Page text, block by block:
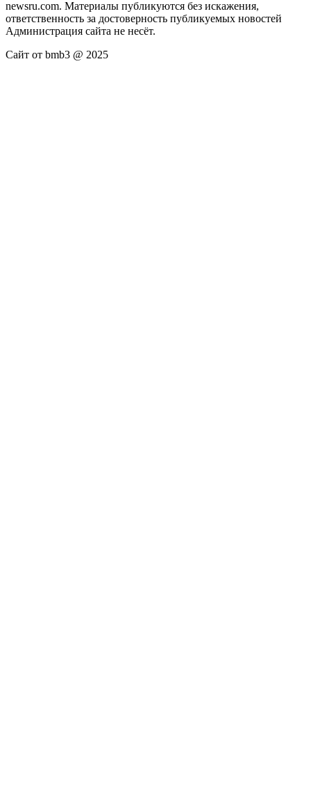
newsru.com. Материалы публикуются без искажения,
ответственность за достоверность публикуемых новостей
Администрация сайта не несёт.
Сайт от bmb3 @ 2025